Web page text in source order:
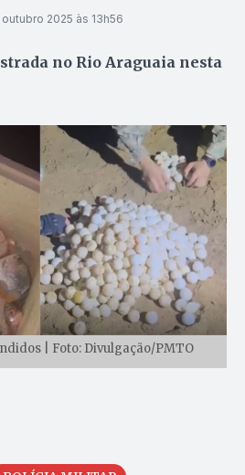
2025 às 13h56
no Rio Araguaia nesta
| Foto: Divulgação/PMTO